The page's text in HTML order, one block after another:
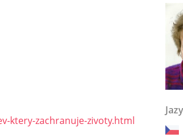
ktery-zachranuje-zivoty.html